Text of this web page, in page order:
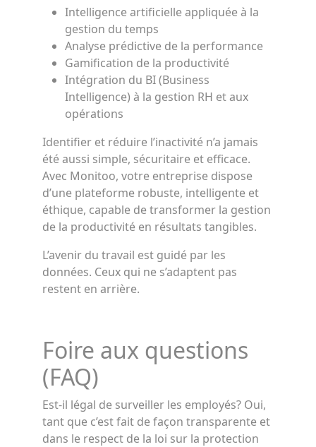
Intelligence artificielle appliquée à la
gestion du temps
Analyse prédictive de la performance
Gamification de la productivité
Intégration du BI (Business
Intelligence) à la gestion RH et aux
opérations
Identifier et réduire l’inactivité n’a jamais
été aussi simple, sécuritaire et efficace.
Avec Monitoo, votre entreprise dispose
d’une plateforme robuste, intelligente et
éthique, capable de transformer la gestion
de la productivité en résultats tangibles.
L’avenir du travail est guidé par les
données. Ceux qui ne s’adaptent pas
restent en arrière.
Foire aux questions
(FAQ)
Est-il légal de surveiller les employés? Oui,
tant que c’est fait de façon transparente et
dans le respect de la loi sur la protection